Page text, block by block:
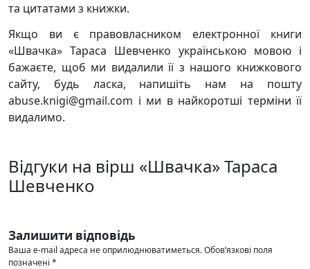
та цитатами з книжки.
Якщо ви є правовласником електронної книги
«Швачка» Тараса Шевченко українською мовою і
бажаєте, щоб ми видалили її з нашого книжкового
сайту, будь ласка, напишіть нам на пошту
abuse.knigi@gmail.com і ми в найкоротші терміни її
видалимо.
Відгуки на вірш «Швачка» Тараса
Шевченко
Залишити відповідь
Ваша e-mail адреса не оприлюднюватиметься.Обов’язкові поля
позначені *